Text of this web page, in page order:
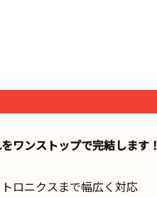
ワンストップで完結します！
ロニクスまで幅広く対応